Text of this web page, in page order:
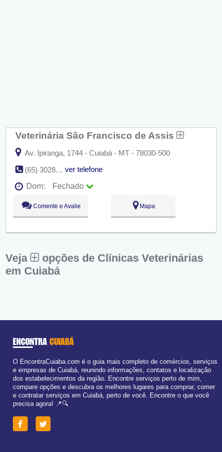
Veterinária São Francisco de Assis
Av. Ipiranga, 1744 - Cuiabá - MT - 78030-500
(65) 3028-4545
ver telefone
Dom:
Fechado
Seg:
Ter:
09:00 - 18:00
Qua:
09:00 - 18:00
Sex:
09:00 - 18:00
Dom:
Fechado
Comente e Avalie Mapa
Veja
opções de Clínicas Veterinárias
em Cuiabá
ENCONTRA CUIABÁ
O EncontraCuiaba.com é o guia mais completo de comércios, serviços
e empresas de Cuiabá, reunindo informações, contatos e localização
dos estabelecimentos da região. Encontre serviços perto de mim,
compare opções e descubra os melhores lugares para comprar, comer
e contratar serviços em Cuiabá, perto de você. Encontre o que você
precisa agora! 📍🔍